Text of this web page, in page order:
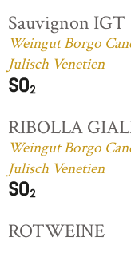
Sauvignon IGT
Weingut Borgo
Julisch Venetien
RIBOLLA
Weingut Borgo
Julisch Venetien
ROTWEINE